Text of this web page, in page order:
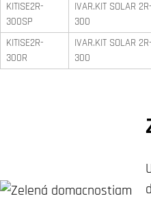
KITISE2R-
300SP
IVAR.KIT SOLAR 2R-
300
KITISE2R-
300R
IVAR.KIT SOLAR 2R-
300